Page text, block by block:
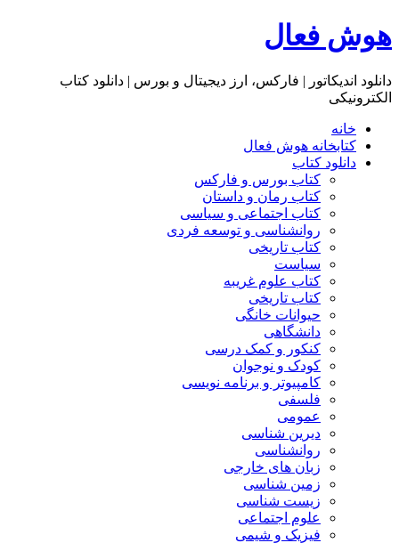
هوش فعال
دانلود اندیکاتور | فارکس، ارز دیجیتال و بورس | دانلود کتاب
الکترونیکی
خانه
کتابخانه هوش فعال
دانلود کتاب
کتاب بورس و فارکس
کتاب رمان و داستان
کتاب اجتماعی و سیاسی
روانشناسی و توسعه فردی
کتاب تاریخی
سیاست
کتاب علوم غریبه
کتاب تاریخی
حیوانات خانگی
دانشگاهی
کنکور و کمک‌ درسی
کودک و نوجوان
کامپیوتر و برنامه نویسی
فلسفی
عمومی
دیرین شناسی
روانشناسی
زبان های خارجی
زمین شناسی
زیست شناسی
علوم اجتماعی
فیزیک و شیمی